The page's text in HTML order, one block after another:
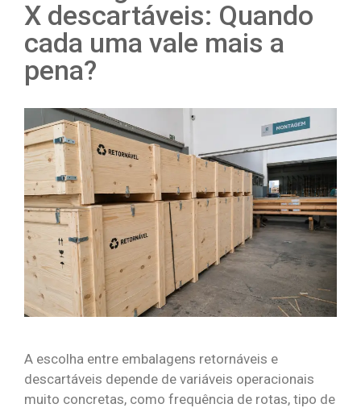
X descartáveis: Quando
cada uma vale mais a
pena?
A escolha entre embalagens retornáveis e
descartáveis depende de variáveis operacionais
muito concretas, como frequência de rotas, tipo de